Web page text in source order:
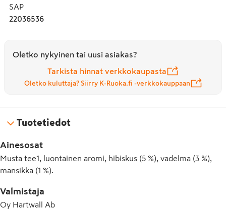
SAP
22036536
Oletko nykyinen tai uusi asiakas?
Tarkista hinnat verkkokaupasta
Oletko kuluttaja? Siirry K-Ruoka.fi -verkkokauppaan
Tuotetiedot
Ainesosat
Musta tee1, luontainen aromi, hibiskus (5 %), vadelma (3 %),
mansikka (1 %).
Valmistaja
Oy Hartwall Ab